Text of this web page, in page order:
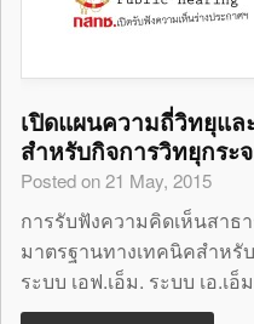
เปิดแผนความถี่วิทยุแ
สำหรับกิจการวิทยุกระ
Posted on 21 May, 2015
การรับฟังความคิดเห็นสา
มาตรฐานทางเทคนิคสำหรั
ระบบ เอฟ.เอ็ม. ระบบ เอ.เ